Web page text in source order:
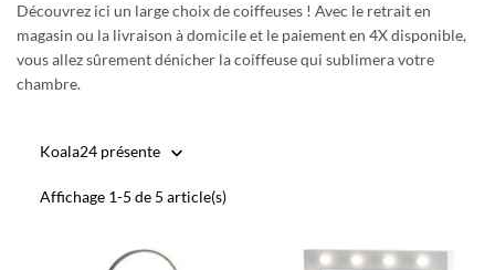
Découvrez ici un large choix de coiffeuses ! Avec le retrait en
magasin ou la livraison à domicile et le paiement en 4X disponible,
vous allez sûrement dénicher la coiffeuse qui sublimera votre
chambre.
Koala24 présente 
Affichage 1-5 de 5 article(s)